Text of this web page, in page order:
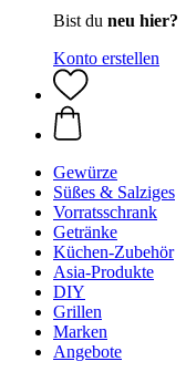
Bist du neu hier?
Konto erstellen
Gewürze
Süßes & Salziges
Vorratsschrank
Getränke
Küchen-Zubehör
Asia-Produkte
DIY
Grillen
Marken
Angebote